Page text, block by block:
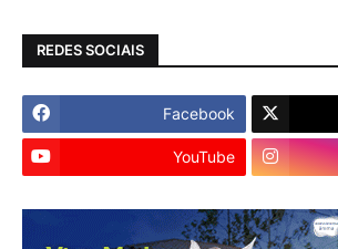
REDES SOCIAIS
Facebook
YouTube